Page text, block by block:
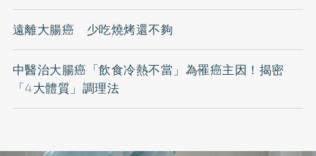
遠離大腸癌 少吃燒烤還不夠
中醫治大腸癌「飲食冷熱不當」為罹癌主因！揭密
「4大體質」調理法